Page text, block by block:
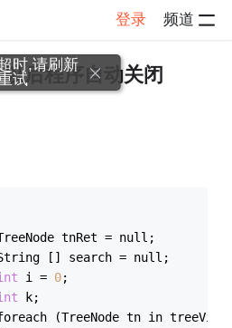
登录 频道
后程序自动关闭
tnRet = null;
[] search = null;
i = 0;
k;
(TreeNode tn in
时,请刷新
试